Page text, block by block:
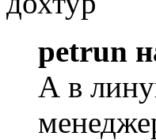
petrun
А в